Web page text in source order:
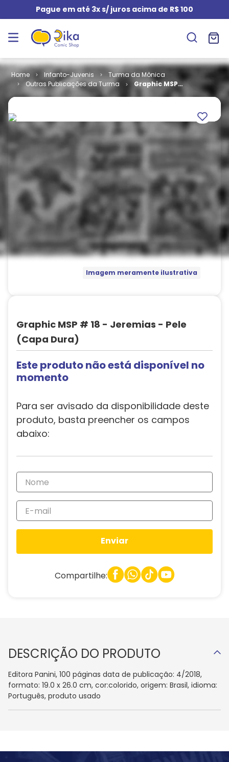
Pague em até 3x s/ juros acima de R$ 100
Infanto-Juvenis
Turma da Mônica
Outras Publicações da Turma
Graphic MSP
Dura)
Imagem meramente ilustrativa
Graphic MSP # 18 - Jeremias - Pele
(Capa Dura)
Este produto não está disponível no
momento
Para ser avisado da disponibilidade deste
produto, basta preencher os campos
abaixo:
Enviar
Compartilhe:
DESCRIÇÃO DO PRODUTO
Editora Panini, 100 páginas data de publicação: 4/2018,
formato: 19.0 x 26.0 cm, cor:colorido, origem: Brasil, idioma:
Português, produto usado